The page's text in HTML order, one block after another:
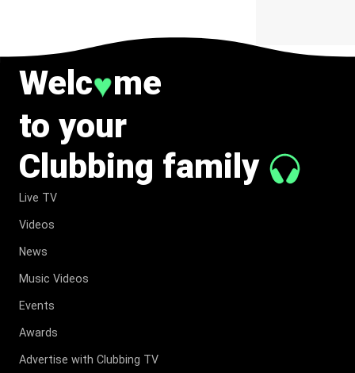
Welc♥me
to your
Clubbing family
Live TV
Videos
News
Music Videos
Events
Awards
Advertise with Clubbing TV